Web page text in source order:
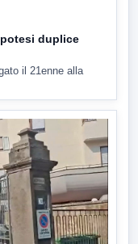
duplice
il 21enne alla